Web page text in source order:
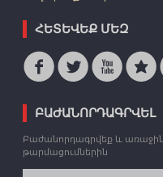
ՀԵՏԵՎԵՔ ՄԵԶ
ԲԱԺԱՆՈՐԴԱԳՐՎԵԼ
Բաժանորդագրվեք և
թարմացումներին